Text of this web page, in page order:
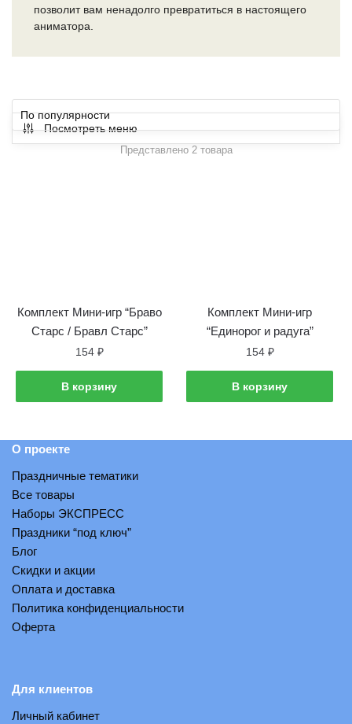
позволит вам ненадолго превратиться в настоящего
аниматора.
Посмотреть меню
Представлено 2 товара
Комплект Мини-игр “Браво
Старс / Бравл Старс”
154 ₽
В корзину
Комплект Мини-игр
“Единорог и радуга”
154 ₽
В корзину
О проекте
Праздничные тематики
Все товары
Наборы ЭКСПРЕСС
Праздники “под ключ”
Блог
Скидки и акции
Оплата и доставка
Политика конфиденциальности
Оферта
Для клиентов
Личный кабинет